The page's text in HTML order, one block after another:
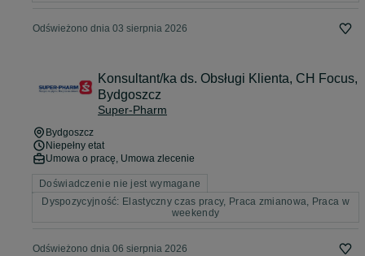
Odświeżono dnia 03 sierpnia 2026
Konsultant/ka ds. Obsługi Klienta, CH Focus,
Bydgoszcz
Super-Pharm
Bydgoszcz
Niepełny etat
Umowa o pracę, Umowa zlecenie
Doświadczenie nie jest wymagane
Dyspozycyjność: Elastyczny czas pracy, Praca zmianowa, Praca w
weekendy
Odświeżono dnia 06 sierpnia 2026